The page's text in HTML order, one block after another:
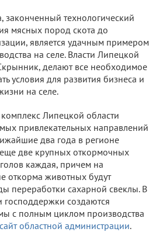
технологический
мясных пород скота до
является удачным примером
на селе. Власти Липецкой
делают все необходимое
условия для развития бизнеса и
на селе.
Липецкой области
привлекательных направлений
два года в регионе
еще две крупных откормочных
каждая, причем на
откорма животных будут
переработки сахарной свеклы. В
создаются
с полным циклом производства
сайт областной администрации.